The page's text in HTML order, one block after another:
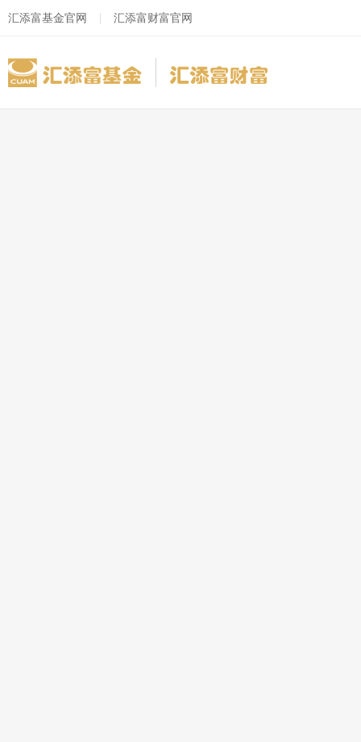
汇添富基金官网 汇添富财富官网